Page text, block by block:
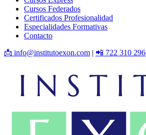
Cursos Federados
Certificados Profesionalidad
Especialidades Formativas
Contacto
📩 info@institutoexon.com | 📲 722 310 296